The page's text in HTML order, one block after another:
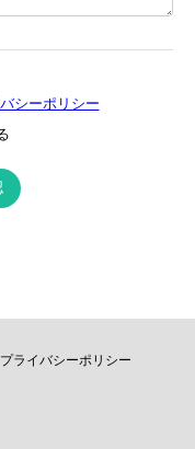
シーポリシー
ライバシーポリシー